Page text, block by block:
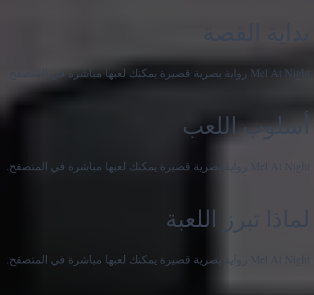
Mel At Night رواية بصرية قصيرة يمكنك لعبها مباشرة في المتصفح.
أسلوب اللعب
Mel At Night رواية بصرية قصيرة يمكنك لعبها مباشرة في المتصفح.
لماذا تبرز اللعبة